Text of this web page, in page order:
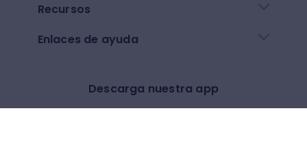
Recursos
Enlaces de ayuda
Descarga nuestra app